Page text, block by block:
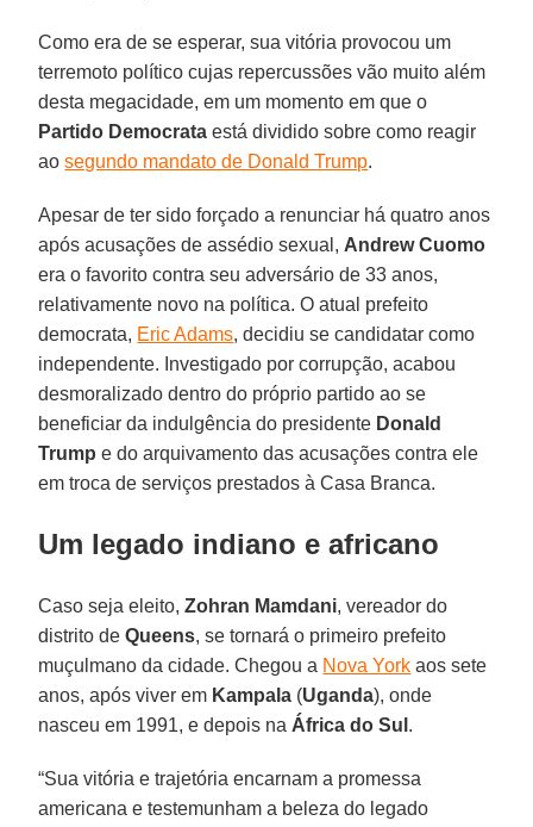
Como era de se esperar, sua vitória provocou um
terremoto político cujas repercussões vão muito além
desta megacidade, em um momento em que o
Partido Democrata está dividido sobre como reagir
aosegundo mandato de Donald Trump.
Apesar de ter sido forçado a renunciar há quatro anos
após acusações de assédio sexual, Andrew Cuomo
era o favorito contra seu adversário de 33 anos,
relativamente novo na política. O atual prefeito
democrata, Eric Adams, decidiu se candidatar como
independente. Investigado por corrupção, acabou
desmoralizado dentro do próprio partido ao se
beneficiar da indulgência do presidente Donald
Trump e do arquivamento das acusações contra ele
em troca de serviços prestados à Casa Branca.
Um legado indiano e africano
Caso seja eleito,Zohran Mamdani, vereador do
distrito deQueens, se tornará o primeiro prefeito
muçulmano da cidade. Chegou a Nova York aos sete
anos, após viver em Kampala (Uganda), onde
nasceu em 1991, e depois na África do Sul .
“Sua vitória e trajetória encarnam a promessa
americana e testemunham a beleza do legado